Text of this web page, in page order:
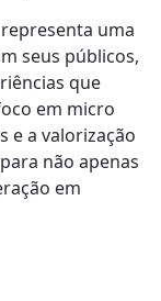
uma
seus públicos,
que
em micro
e a valorização
não apenas
em